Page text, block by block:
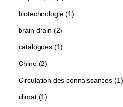
biotechnologie (1)
brain drain (2)
catalogues (1)
Chine (2)
Circulation des connaissances (1)
climat (1)